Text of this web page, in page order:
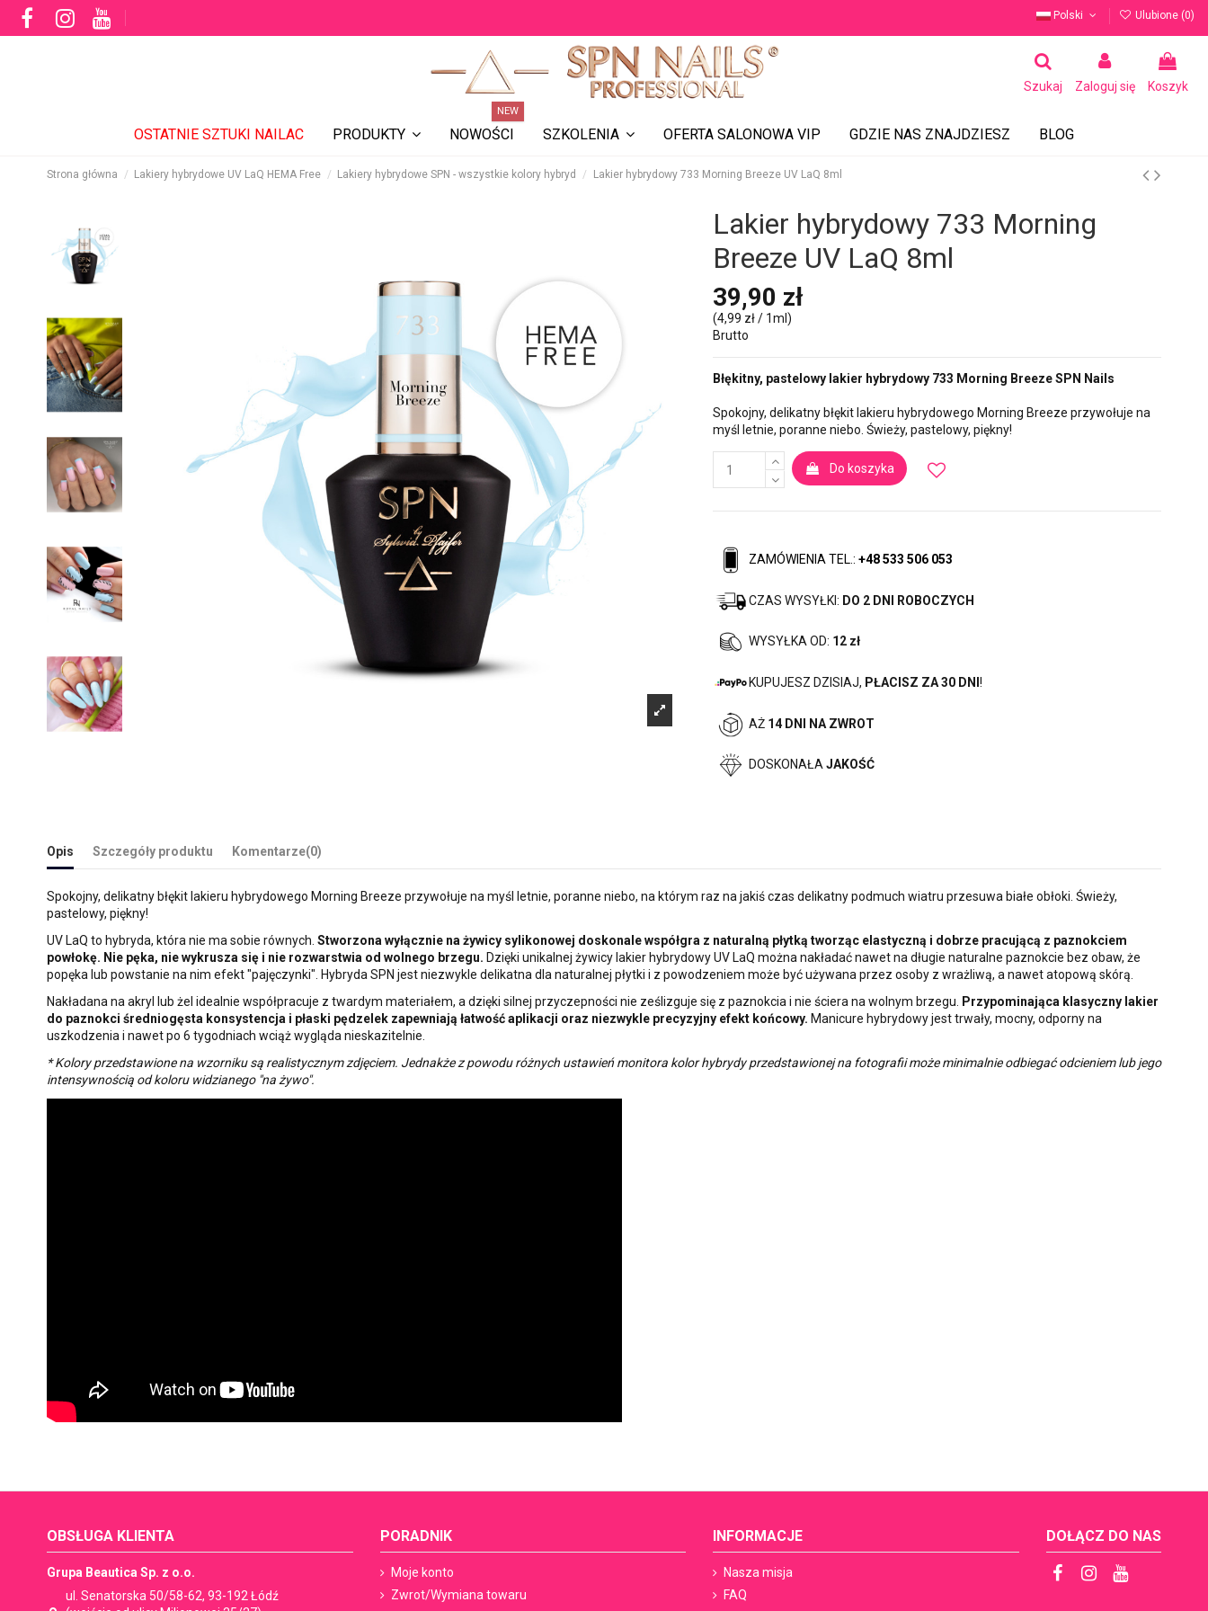
Polski Ulubione (0)
Szukaj Zaloguj się Koszyk
OSTATNIE SZTUKI NAILAC PRODUKTY NOWOŚCI
NEW
SZKOLENIA OFERTA SALONOWA VIP GDZIE NAS ZNAJDZIESZ BLOG
Strona główna Lakiery hybrydowe UV LaQ HEMA Free Lakiery hybrydowe SPN - wszystkie kolory hybryd Lakier hybrydowy 733 Morning Breeze UV LaQ 8ml
Lakier hybrydowy 733 Morning
Breeze UV LaQ 8ml
39,90 zł
(4,99 zł / 1ml)
Brutto
Błękitny, pastelowy lakier hybrydowy 733 Morning Breeze SPN Nails
Spokojny, delikatny błękit lakieru hybrydowego Morning Breeze przywołuje na
myśl letnie, poranne niebo. Świeży, pastelowy, piękny!
Do koszyka
ZAMÓWIENIA TEL.: +48 533 506 053
CZAS WYSYŁKI: DO 2 DNI ROBOCZYCH
WYSYŁKA OD: 12 zł
KUPUJESZ DZISIAJ, PŁACISZ ZA 30 DNI !
AŻ 14 DNI NA ZWROT
DOSKONAŁA JAKOŚĆ
Opis Szczegóły produktu Komentarze(0)
Spokojny, delikatny błękit lakieru hybrydowego Morning Breeze przywołuje na myśl letnie, poranne niebo, na którym raz na jakiś czas delikatny podmuch wiatru przesuwa białe obłoki. Świeży,
pastelowy, piękny!
UV LaQ to hybryda, która nie ma sobie równych. Stworzona wyłącznie na żywicy sylikonowej doskonale współgra z naturalną płytką tworząc elastyczną i dobrze pracującą z paznokciem
powłokę. Nie pęka, nie wykrusza się i nie rozwarstwia od wolnego brzegu. Dzięki unikalnej żywicy lakier hybrydowy UV LaQ można nakładać nawet na długie naturalne paznokcie bez obaw, że
popęka lub powstanie na nim efekt "pajęczynki". Hybryda SPN jest niezwykle delikatna dla naturalnej płytki i z powodzeniem może być używana przez osoby z wrażliwą, a nawet atopową skórą.
Nakładana na akryl lub żel idealnie współpracuje z twardym materiałem, a dzięki silnej przyczepności nie ześlizguje się z paznokcia i nie ściera na wolnym brzegu.
Przypominająca klasyczny lakier
do paznokci średniogęsta konsystencja i płaski pędzelek zapewniają łatwość aplikacji oraz niezwykle precyzyjny efekt końcowy. Manicure hybrydowy jest trwały, mocny, odporny na
uszkodzenia i nawet po 6 tygodniach wciąż wygląda nieskazitelnie.
* Kolory przedstawione na wzorniku są realistycznym zdjęciem. Jednakże z powodu różnych ustawień monitora kolor hybrydy przedstawionej na fotografii może minimalnie odbiegać odcieniem lub jego
intensywnością od koloru widzianego "na żywo".
OBSŁUGA KLIENTA
Grupa Beautica Sp. z o.o.
ul. Senatorska 50/58-62, 93-192 Łódź
PORADNIK
Moje konto
Zwrot/Wymiana towaru
INFORMACJE
Nasza misja
FAQ
DOŁĄCZ DO NAS